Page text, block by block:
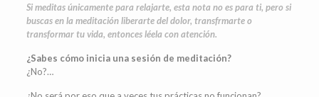
Si meditas únicamente para relajarte, esta nota no es para ti, pero si
buscas en la meditación liberarte del dolor, transfrmarte o
transformar tu vida, entonces léela con atención.
¿Sabes cómo inicia una sesión de meditación?
¿No?…